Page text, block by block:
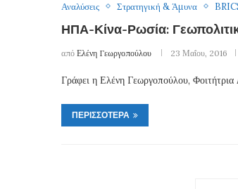
Αναλύσεις Στρατηγική & Άμυνα
ΗΠΑ-Κίνα-Ρωσία:
από Ελένη Γεωργοπούλου 23 Μαΐου, 2016
Γράφει η Ελένη Γεωργοπούλου,
ΠΕΡΙΣΣΌΤΕΡΑ